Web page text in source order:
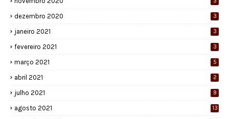
dezembro 2020 3
janeiro 2021 3
fevereiro 2021 3
março 2021 5
abril 2021 2
julho 2021 9
agosto 2021 13